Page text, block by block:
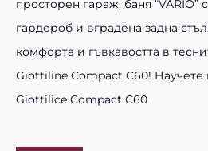
просторен гараж, баня “VARIO”
гардероб и вградена задна
комфорта и гъвкавостта в
Giottiline Compact C60! Научете
Giottilice Compact C60